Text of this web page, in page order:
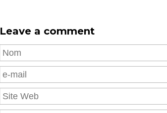
Leave a comment